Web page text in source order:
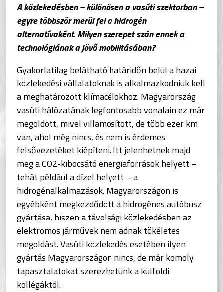
A közlekedésben – különösen a vasúti szektorban –
egyre többször merül fel a hidrogén
alternatívaként. Milyen szerepet szán ennek a
technológiának a jövő mobilitásában?
Gyakorlatilag belátható határidőn belül a hazai
közlekedési vállalatoknak is alkalmazkodniuk kell
a meghatározott klímacélokhoz. Magyarország
vasúti hálózatának legfontosabb vonalain ez már
megoldott, mivel villamosított, de több ezer km
van, ahol még nincs, és nem is érdemes
felsővezetéket kiépíteni. Itt jelenhetnek majd
meg a CO2-kibocsátó energiaforrások helyett –
tehát például a dízel helyett – a
hidrogénalkalmazások. Magyarországon is
egyébként megkezdődött a hidrogénes autóbusz
gyártása, hiszen a távolsági közlekedésben az
elektromos járművek nem adnak tökéletes
megoldást. Vasúti közlekedés esetében ilyen
gyártás Magyarországon nincs, de már komoly
tapasztalatokat szerezhetünk a külföldi
kollégáktól.